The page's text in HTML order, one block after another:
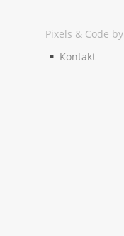
Pixels & Code by
Kontakt